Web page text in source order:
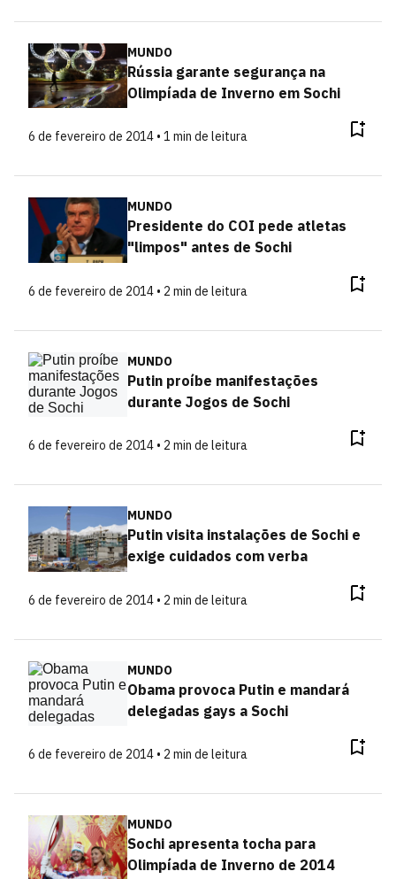
MUNDO
Rússia garante segurança na
Olimpíada de Inverno em Sochi
6 de fevereiro de 2014 • 1 min de leitura
MUNDO
Presidente do COI pede atletas
"limpos" antes de Sochi
6 de fevereiro de 2014 • 2 min de leitura
MUNDO
Putin proíbe manifestações
durante Jogos de Sochi
6 de fevereiro de 2014 • 2 min de leitura
MUNDO
Putin visita instalações de Sochi e
exige cuidados com verba
6 de fevereiro de 2014 • 2 min de leitura
MUNDO
Obama provoca Putin e mandará
delegadas gays a Sochi
6 de fevereiro de 2014 • 2 min de leitura
MUNDO
Sochi apresenta tocha para
Olimpíada de Inverno de 2014